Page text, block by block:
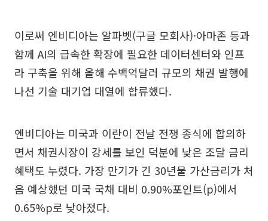
이로써 엔비디아는 알파벳(구글 모회사)·아마존 등과
함께 AI의 급속한 확장에 필요한 데이터센터와 인프
라 구축을 위해 올해 수백억달러 규모의 채권 발행에
나선 기술 대기업 대열에 합류했다.
엔비디아는 미국과 이란이 전날 전쟁 종식에 합의하
면서 채권시장이 강세를 보인 덕분에 낮은 조달 금리
혜택도 누렸다. 가장 만기가 긴 30년물 가산금리가 처
음 예상했던 미국 국채 대비 0.90%포인트(p)에서
0.65%p로 낮아졌다.